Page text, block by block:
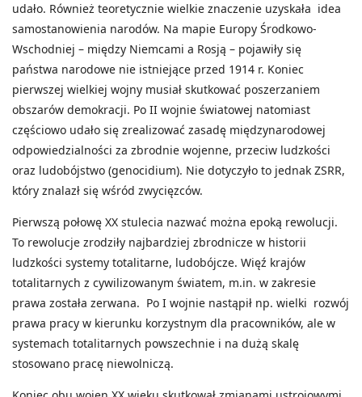
udało. Również teoretycznie wielkie znaczenie uzyskała idea
samostanowienia narodów. Na mapie Europy Środkowo-
Wschodniej – między Niemcami a Rosją – pojawiły się
państwa narodowe nie istniejące przed 1914 r. Koniec
pierwszej wielkiej wojny musiał skutkować poszerzaniem
obszarów demokracji. Po II wojnie światowej natomiast
częściowo udało się zrealizować zasadę międzynarodowej
odpowiedzialności za zbrodnie wojenne, przeciw ludzkości
oraz ludobójstwo (genocidium). Nie dotyczyło to jednak ZSRR,
który znalazł się wśród zwycięzców.
Pierwszą połowę XX stulecia nazwać można epoką rewolucji.
To rewolucje zrodziły najbardziej zbrodnicze w historii
ludzkości systemy totalitarne, ludobójcze. Więź krajów
totalitarnych z cywilizowanym światem, m.in. w zakresie
prawa została zerwana. Po I wojnie nastąpił np. wielki rozwój
prawa pracy w kierunku korzystnym dla pracowników, ale w
systemach totalitarnych powszechnie i na dużą skalę
stosowano pracę niewolniczą.